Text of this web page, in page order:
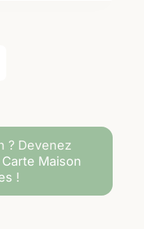
? Devenez
Carte Maison
!